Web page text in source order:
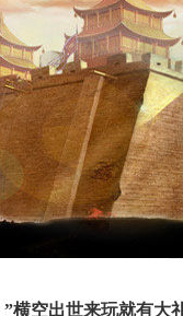
”横空出世来玩就有大